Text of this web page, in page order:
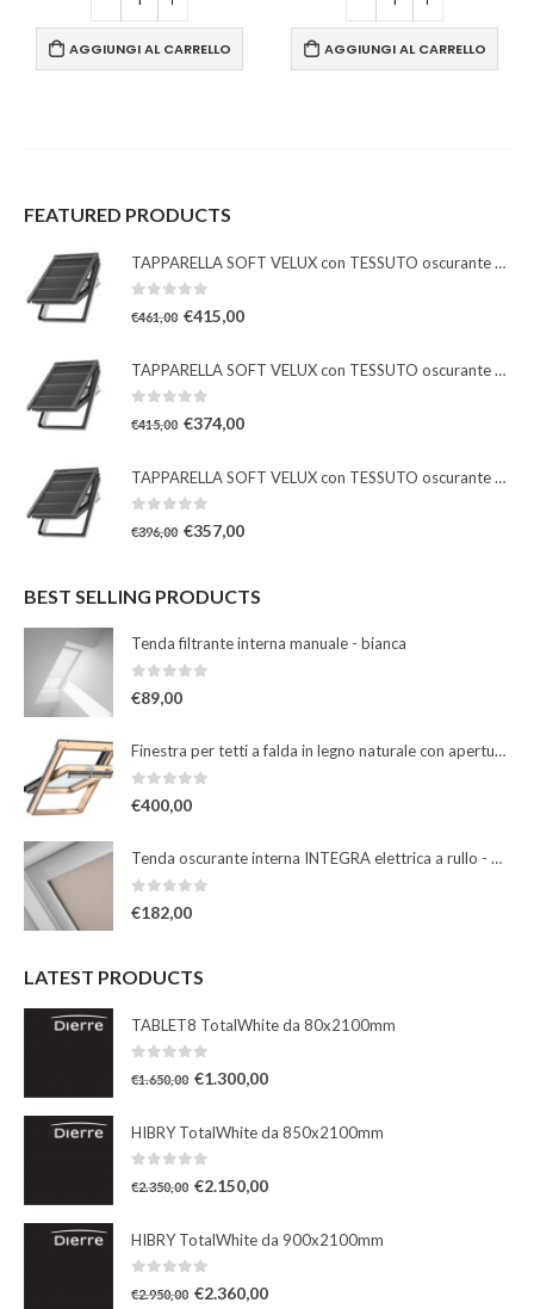
AGGIUNGI AL CARRELLO AGGIUNGI AL CARRELLO
FEATURED PRODUCTS
TAPPARELLA SOFT VELUX con TESSUTO oscurante solare
€461,00 €415,00
TAPPARELLA SOFT VELUX con TESSUTO oscurante solare
€415,00 €374,00
TAPPARELLA SOFT VELUX con TESSUTO oscurante solare
€396,00 €357,00
BEST SELLING PRODUCTS
Tenda filtrante interna manuale - bianca
0Su 5
€89,00
Finestra per tetti a falda in legno naturale con apertura a bilico manuale
€400,00
Tenda oscurante interna INTEGRA elettrica a rullo - beige
€182,00
LATEST PRODUCTS
TABLET8 TotalWhite da 80x2100mm
€1.650,00 €1.300,00
HIBRY TotalWhite da 850x2100mm
€2.350,00 €2.150,00
HIBRY TotalWhite da 900x2100mm
€2.950,00 €2.360,00